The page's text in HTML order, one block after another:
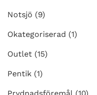
Notsjö (9)
Okategoriserad (1)
Outlet (15)
Pentik (1)